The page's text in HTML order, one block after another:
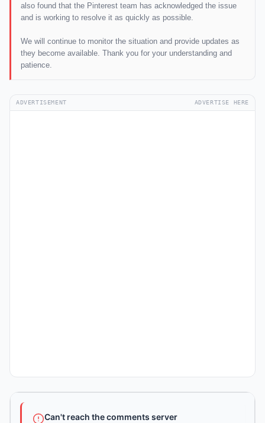
also found that the Pinterest team has acknowledged the issue
and is working to resolve it as quickly as possible.
We will continue to monitor the situation and provide updates as
they become available. Thank you for your understanding and
patience.
ADVERTISEMENT ADVERTISE HERE
Can't reach the comments server